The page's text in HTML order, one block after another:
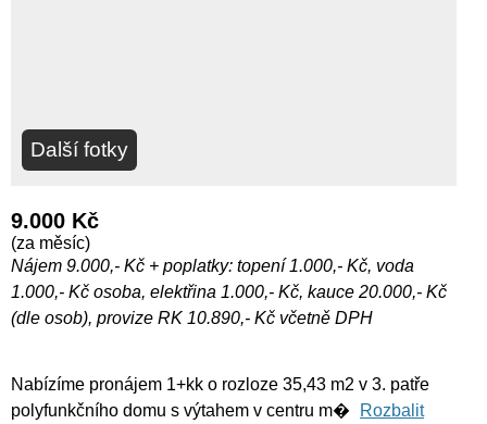
Další fotky
9.000 Kč
(za měsíc)
Nájem 9.000,- Kč + poplatky: topení 1.000,- Kč, voda
1.000,- Kč osoba, elektřina 1.000,- Kč, kauce 20.000,- Kč
(dle osob), provize RK 10.890,- Kč včetně DPH
Nabízíme pronájem 1+kk o rozloze 35,43 m2 v 3. patře
polyfunkčního domu s výtahem v centru m�
Rozbalit